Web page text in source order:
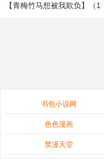
【青梅竹马想被我欺负】（1
书包小说网
色色漫画
禁漫天堂